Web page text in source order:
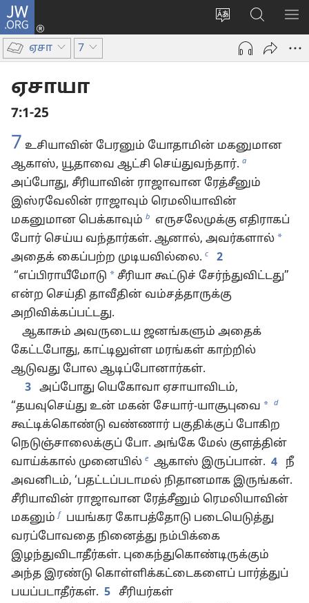
JW.ORG
மொழியை
மாற்றவும்
உள்நுழைக
window)
JW.ORG-
ல்
தேடவும்
ஏசா 7
ஏசாயா
7:1-25
7 உசியாவின் பேரனும் யோதாமின் மகனுமான
ஆகாஸ், யூதாவை ஆட்சி செய்துவந்தார். a
அப்போது, சீரியாவின் ராஜாவான ரேத்சீனும்
இஸ்ரவேலின் ராஜாவும் ரெமலியாவின்
மகனுமான பெக்காவும் b
எருசலேமுக்கு எதிராகப்
போர் செய்ய வந்தார்கள். ஆனால், அவர்களால் *
அதைக் கைப்பற்ற முடியவில்லை. c
2
“எப்பிராயீமோடு * சீரியா கூட்டுச் சேர்ந்துவிட்டது”
என்ற செய்தி தாவீதின் வம்சத்தாருக்கு
அறிவிக்கப்பட்டது.
ஆகாசும் அவருடைய ஜனங்களும் அதைக்
கேட்டபோது, காட்டிலுள்ள மரங்கள் காற்றில்
ஆடுவது போல ஆடிப்போனார்கள்.
3 அப்போது யெகோவா ஏசாயாவிடம்,
“தயவுசெய்து உன் மகன் சேயார்-யாசூபுவை * d
கூட்டிக்கொண்டு வண்ணார் பகுதிக்குப் போகிற
நெடுஞ்சாலைக்குப் போ. அங்கே மேல் குளத்தின்
வாய்க்கால் முனையில் e ஆகாஸ் இருப்பான். 4
நீ
அவனிடம், ‘பதட்டப்படாமல் நிதானமாக இருங்கள்.
சீரியாவின் ராஜாவான ரேத்சீனும் ரெமலியாவின்
மகனும் f
பயங்கர கோபத்தோடு படையெடுத்து
வரப்போவதை நினைத்து நம்பிக்கை
இழந்துவிடாதீர்கள். புகைந்துகொண்டிருக்கும்
அந்த இரண்டு கொள்ளிக்கட்டைகளைப் பார்த்துப்
பயப்படாதீர்கள். 5 சீரியர்கள்